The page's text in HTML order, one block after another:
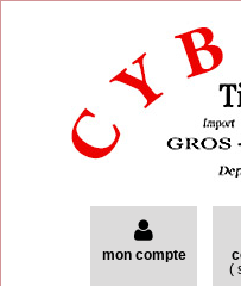
mon compte
(